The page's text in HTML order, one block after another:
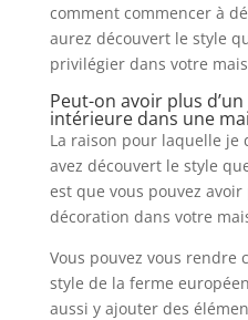
comment commencer à
aurez découvert le style
privilégier dans votre
Peut-on avoir plus
intérieure dans une
La raison pour laquelle je
avez découvert le style
est que vous pouvez avoir
décoration dans votre
Vous pouvez vous rendre
style de la ferme
aussi y ajouter des